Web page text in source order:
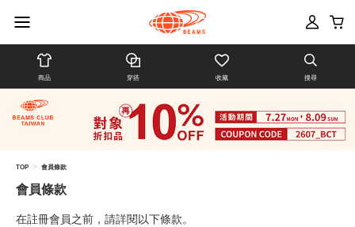
商品 穿搭 收藏 搜尋
TOP > 會員條款
會員條款
在註冊會員之前，請詳閱以下條款。